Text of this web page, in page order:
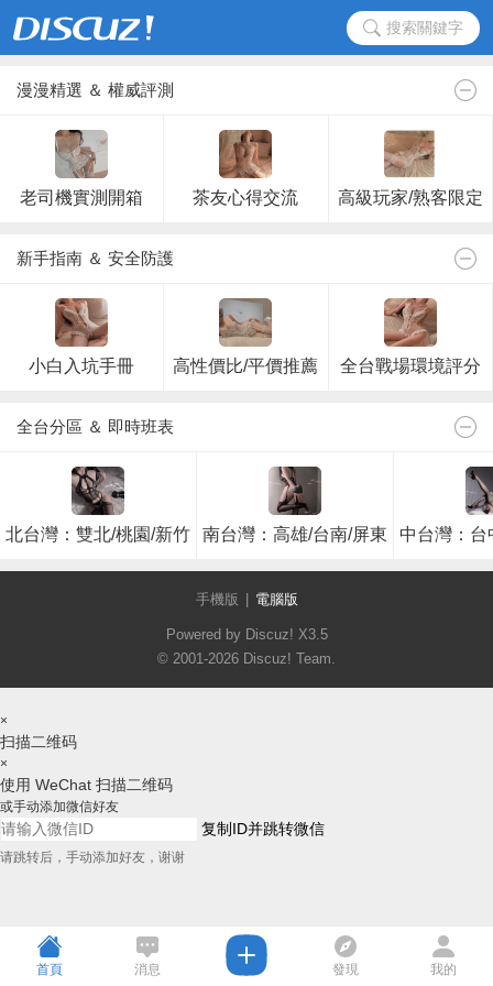
搜索關鍵字
漫漫精選 ＆ 權威評測
老司機實測開箱 茶友心得交流 高級玩家/熟客限定
新手指南 ＆ 安全防護
小白入坑手冊 高性價比/平價推薦 全台戰場環境評分
全台分區 ＆ 即時班表
北台灣：雙北/桃園/新竹 南台灣：高雄/台南/屏東 中台灣：台
手機版 電腦版
Powered by Discuz! X3.5
© 2001-2026 Discuz! Team.
×
扫描二维码
×
使用 WeChat 扫描二维码
或手动添加微信好友
复制ID并跳转微信
请跳转后，手动添加好友，谢谢
首頁 消息 發現 我的